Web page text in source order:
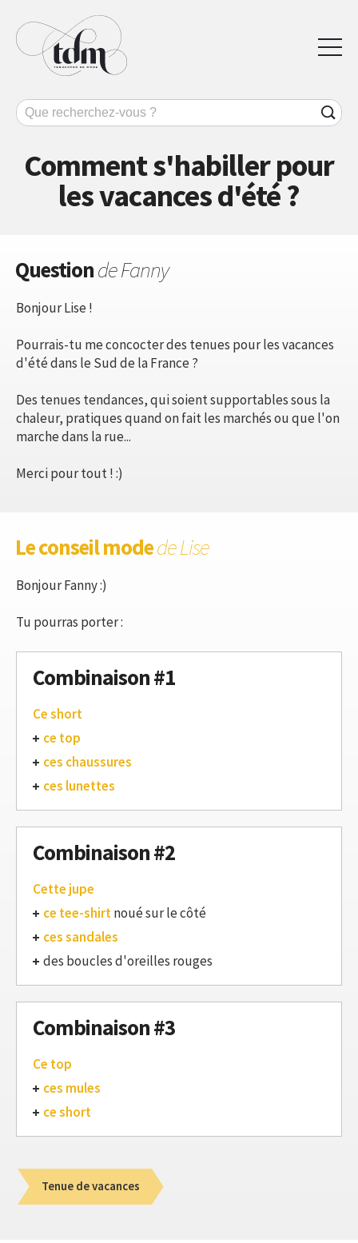
Comment s'habiller pour
les vacances d'été ?
Questionde Fanny
Bonjour Lise !
Pourrais-tu me concocter des tenues pour les vacances
d'été dans le Sud de la France ?
Des tenues tendances, qui soient supportables sous la
chaleur, pratiques quand on fait les marchés ou que l'on
marche dans la rue...
Merci pour tout ! :)
Le conseil modede Lise
Bonjour Fanny :)
Tu pourras porter :
Combinaison #1
Ce short
ce top
ces chaussures
ces lunettes
Combinaison #2
Cette jupe
ce tee-shirtnoué sur le côté
ces sandales
des boucles d'oreilles rouges
Combinaison #3
Ce top
ces mules
ce short
Tenue de vacances